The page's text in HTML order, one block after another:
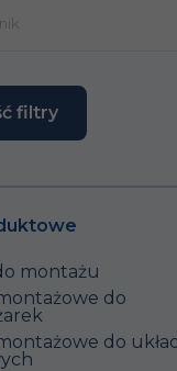
filtry
montażu
do
do